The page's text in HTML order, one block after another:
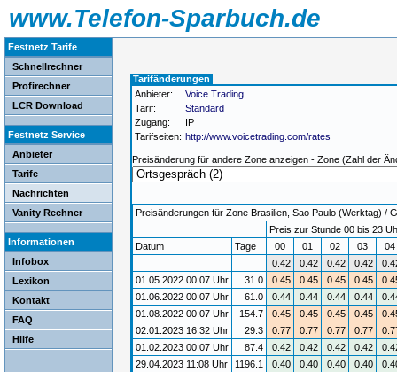
www.Telefon-Sparbuch.de
Festnetz Tarife
Schnellrechner
Profirechner
LCR Download
Festnetz Service
Anbieter
Tarife
Nachrichten
Vanity Rechner
Informationen
Infobox
Lexikon
Kontakt
FAQ
Hilfe
Tarifänderungen
Anbieter:
Voice Trading
Tarif:
Standard
Zugang:
IP
Tarifseiten: http://www.voicetrading.com/rates
Preisänderung für andere Zone anzeigen - Zone (Zahl der
Preisänderungen für Zone Brasilien, Sao Paulo (Werktag) /
Preis zur Stunde 00 bis 23
Datum
Tage 00 01 02 03
0.42
0.42 0.42 0.42
01.05.2022 00:07 Uhr
31.0 0.45 0.45 0.45 0.45
01.06.2022 00:07 Uhr
61.0 0.44 0.44 0.44 0.44
01.08.2022 00:07 Uhr
154.7 0.45 0.45 0.45 0.45
02.01.2023 16:32 Uhr
29.3 0.77 0.77 0.77 0.77
01.02.2023 00:07 Uhr
87.4 0.42 0.42 0.42 0.42
29.04.2023 11:08 Uhr
1196.1 0.40 0.40 0.40 0.40